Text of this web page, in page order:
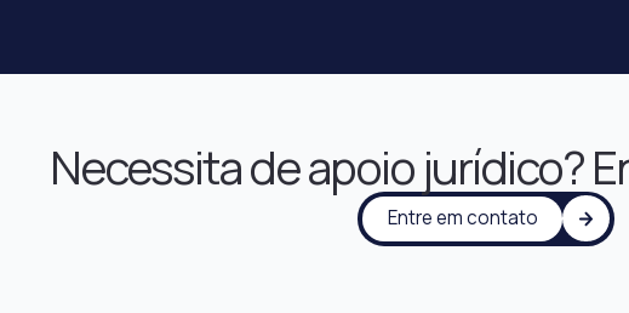
Necessita de apoio jurídico?
Entre em contato